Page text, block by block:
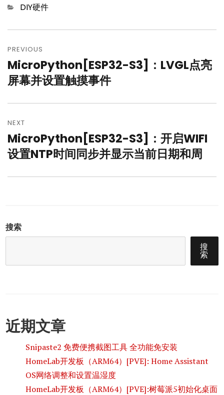
Categories
DIY硬件
章
导
航
PREVIOUS
Previous
post:
MicroPython[ESP32-S3]：LVGL点亮
屏幕并设置触摸事件
NEXT
Next
post:
MicroPython[ESP32-S3]：开启WIFI
设置NTP时间同步并显示当前日期和周
搜索
搜
索
近期文章
Snipaste2 免费便携截图工具 全功能免安装
HomeLab开发板（ARM64）[PVE]: Home Assistant
OS网络调整和设置温湿度
HomeLab开发板（ARM64）[PVE]:树莓派5初始化桌面